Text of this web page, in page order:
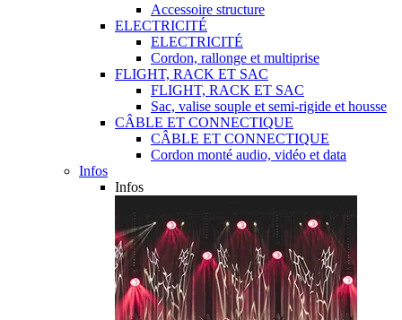
Accessoire structure
ELECTRICITÉ
ELECTRICITÉ
Cordon, rallonge et multiprise
FLIGHT, RACK ET SAC
FLIGHT, RACK ET SAC
Sac, valise souple et semi-rigide et housse
CÂBLE ET CONNECTIQUE
CÂBLE ET CONNECTIQUE
Cordon monté audio, vidéo et data
Infos
Infos